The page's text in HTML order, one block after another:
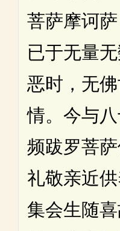
菩萨摩诃萨
已于无量
恶时，无
情。今与
频跋罗菩
礼敬亲近
集会生随